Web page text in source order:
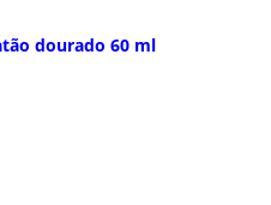
dourado 60 ml